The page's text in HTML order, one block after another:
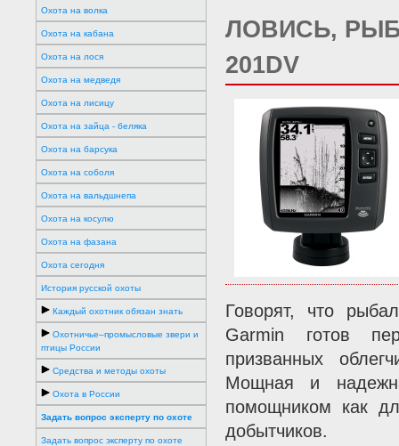
Охота на волка
Охота на кабана
Охота на лося
Охота на медведя
Охота на лисицу
Охота на зайца - беляка
Охота на барсука
Охота на соболя
Охота на вальдшнепа
Охота на косулю
Охота на фазана
Охота сегодня
История русской охоты
Каждый охотник обязан знать
Охотничье–промысловые звери и
птицы России
Средства и методы охоты
Охота в России
Задать вопрос эксперту по охоте
Задать вопрос эксперту по охоте
ЛОВИСЬ,
201DV
Говорят, что
Garmin готов
призванных
Мощная и
помощником как
добытчиков.